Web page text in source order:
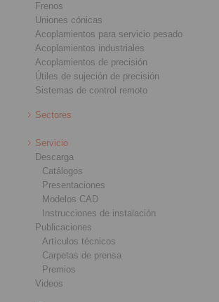
Frenos
Uniones cónicas
Acoplamientos para servicio pesado
Acoplamientos industriales
Acoplamientos de precisión
Útiles de sujeción de precisión
Sistemas de control remoto
Sectores
Servicio
Descarga
Catálogos
Presentaciones
Modelos CAD
Instrucciones de instalación
Publicaciones
Artículos técnicos
Carpetas de prensa
Premios
Videos